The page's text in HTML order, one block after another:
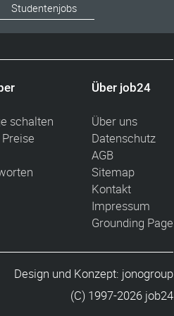
Studentenjobs
schalten
Über job24
Über uns
Datenschutz
AGB
Sitemap
Kontakt
Impressum
Grounding Page
Design und Konzept: jonogroup
(C) 1997-2026 job24